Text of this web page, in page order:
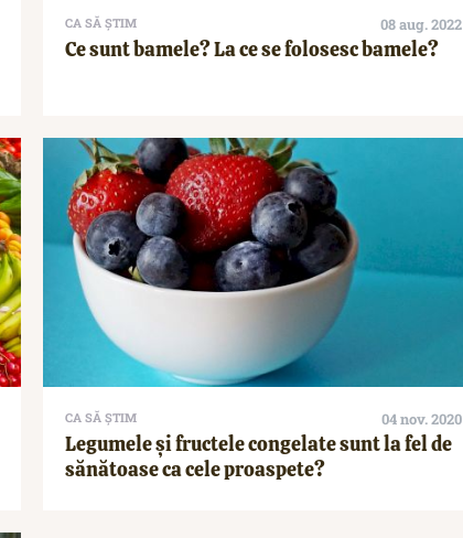
CA SĂ ȘTIM 08 aug. 2022
Ce sunt bamele? La ce se folosesc bamele?
CA SĂ ȘTIM 04 nov. 2020
Legumele și fructele congelate sunt la fel de
sănătoase ca cele proaspete?